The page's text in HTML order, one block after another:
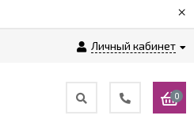
×
Личный кабинет
0